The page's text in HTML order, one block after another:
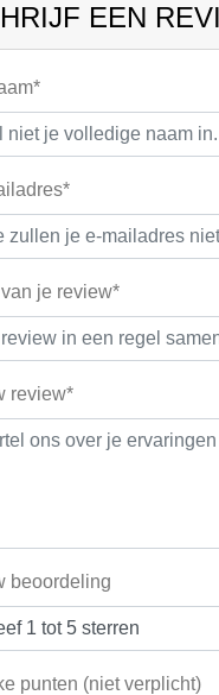
EEN
je review*
review*
beoordeling
punten (niet verplicht)